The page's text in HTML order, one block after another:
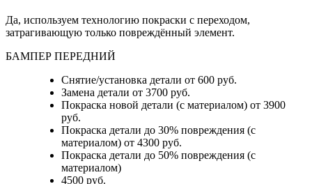
Да, используем технологию покраски с переходом,
затрагивающую только повреждённый элемент.
БАМПЕР ПЕРЕДНИЙ
Снятие/установка детали от 600 руб.
Замена детали от 3700 руб.
Покраска новой детали (с материалом) от 3900
руб.
Покраска детали до 30% повреждения (с
материалом) от 4300 руб.
Покраска детали до 50% повреждения (с
материалом)
4500 руб.